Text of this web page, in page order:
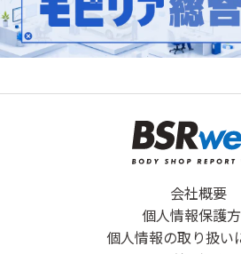
会社概要
個人情報保護
個人情報の取り扱い